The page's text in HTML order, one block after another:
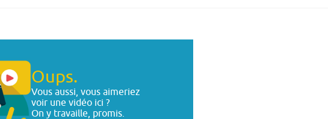
Oups.
Vous aussi, vous aimeriez
voir une vidéo ici ?
On y travaille, promis.